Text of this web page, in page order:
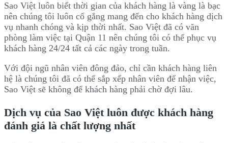
Sao Việt luôn biết thời gian của khách hàng là vàng là bạc
nên chúng tôi luôn cố gắng mang đến cho khách hàng dịch
vụ nhanh chóng và kịp thời nhất. Sao Việt đã có văn
phòng làm việc tại Quận 11 nên chúng tôi có thể phục vụ
khách hàng 24/24 tất cả các ngày trong tuần.
Với đội ngũ nhân viên đông đảo, chỉ cần khách hàng liên
hệ là chúng tôi đã có thể sắp xếp nhân viên để nhận việc,
Sao Việt sẽ không để khách hàng phải chờ đợi lâu.
Dịch vụ của Sao Việt luôn được khách hàng
đánh giá là chất lượng nhất